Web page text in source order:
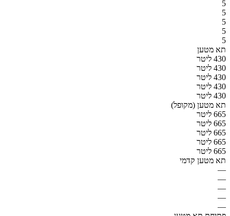
5
5
5
5
5
תא מטען
430 ליטר
430 ליטר
430 ליטר
430 ליטר
430 ליטר
תא מטען (מקופל)
665 ליטר
665 ליטר
665 ליטר
665 ליטר
665 ליטר
תא מטען קדמי
—
—
—
—
—